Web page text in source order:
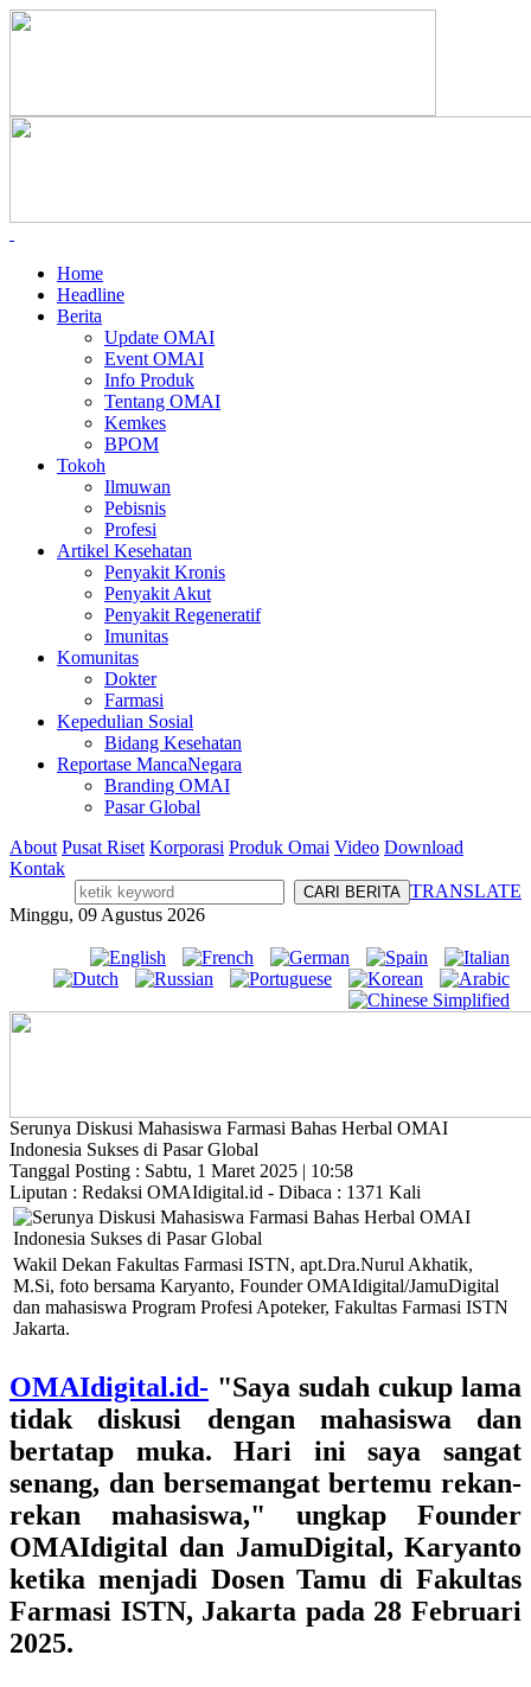
Home
Headline
Berita
Update OMAI
Event OMAI
Info Produk
Tentang OMAI
Kemkes
BPOM
Tokoh
Ilmuwan
Pebisnis
Profesi
Artikel Kesehatan
Penyakit Kronis
Penyakit Akut
Penyakit Regeneratif
Imunitas
Komunitas
Dokter
Farmasi
Kepedulian Sosial
Bidang Kesehatan
Reportase MancaNegara
Branding OMAI
Pasar Global
About Pusat Riset Korporasi Produk Omai Video Download
Kontak
TRANSLATE
Minggu, 09 Agustus 2026
Serunya Diskusi Mahasiswa Farmasi Bahas Herbal OMAI
Indonesia Sukses di Pasar Global
Tanggal Posting : Sabtu, 1 Maret 2025 | 10:58
Liputan : Redaksi OMAIdigital.id - Dibaca : 1371 Kali
Wakil Dekan Fakultas Farmasi ISTN, apt.Dra.Nurul Akhatik,
M.Si, foto bersama Karyanto, Founder OMAIdigital/JamuDigital
dan mahasiswa Program Profesi Apoteker, Fakultas Farmasi ISTN
Jakarta.
OMAIdigital.id- "Saya sudah cukup lama
tidak diskusi dengan mahasiswa dan
bertatap muka. Hari ini saya sangat
senang, dan bersemangat bertemu rekan-
rekan mahasiswa," ungkap Founder
OMAIdigital dan JamuDigital, Karyanto
ketika menjadi Dosen Tamu di Fakultas
Farmasi ISTN, Jakarta pada 28 Februari
2025.